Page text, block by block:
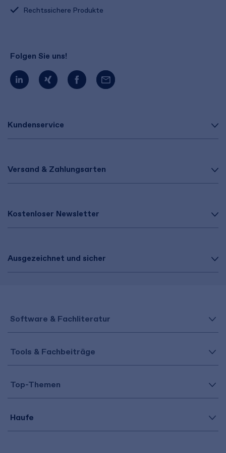
Kundenservice
Versand & Zahlungsarten
Kostenloser Newsletter
Ausgezeichnet und sicher
Rechtssichere Produkte
Folgen Sie uns!
Software & Fachliteratur
Tools & Fachbeiträge
Top-Themen
Haufe